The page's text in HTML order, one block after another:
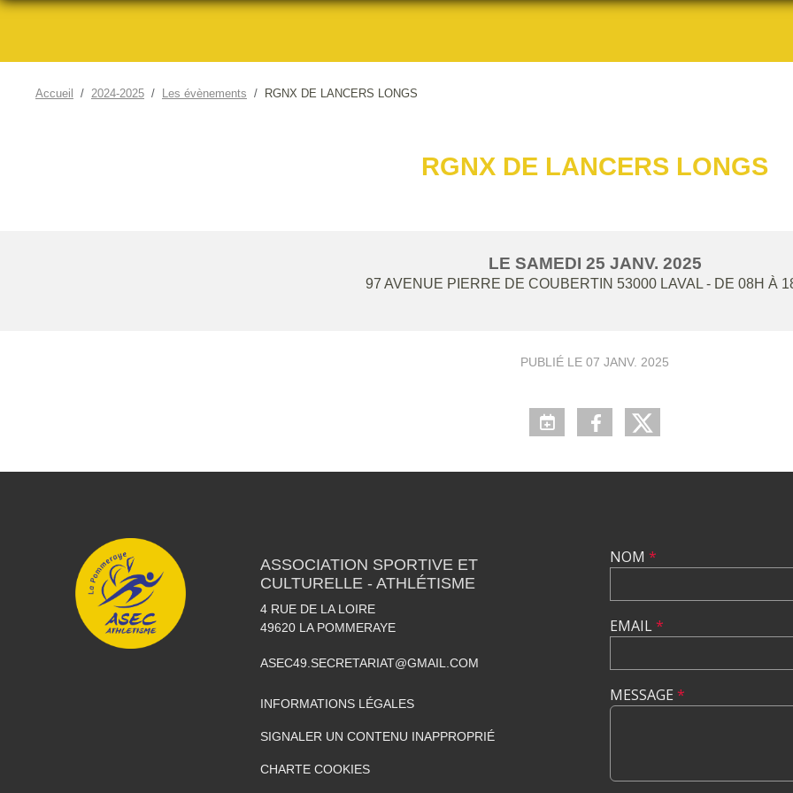
Accueil 2024-2025 Les évènements RGNX DE LANCERS LONGS
RGNX DE LANCERS LONGS
LE SAMEDI 25 JANV. 2025
97 AVENUE PIERRE DE COUBERTIN 53000 LAVAL - DE 08H À
PUBLIÉ LE 07 JANV. 2025
ASSOCIATION SPORTIVE ET
CULTURELLE - ATHLÉTISME
4 RUE DE LA LOIRE
49620 LA POMMERAYE
ASEC49.SECRETARIAT@GMAIL.COM
INFORMATIONS LÉGALES
SIGNALER UN CONTENU INAPPROPRIÉ
CHARTE COOKIES
NOM *
EMAIL*
MESSAGE *